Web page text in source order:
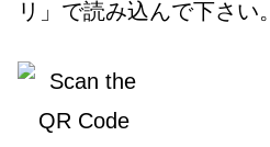
リ」で読み込んで下さい。